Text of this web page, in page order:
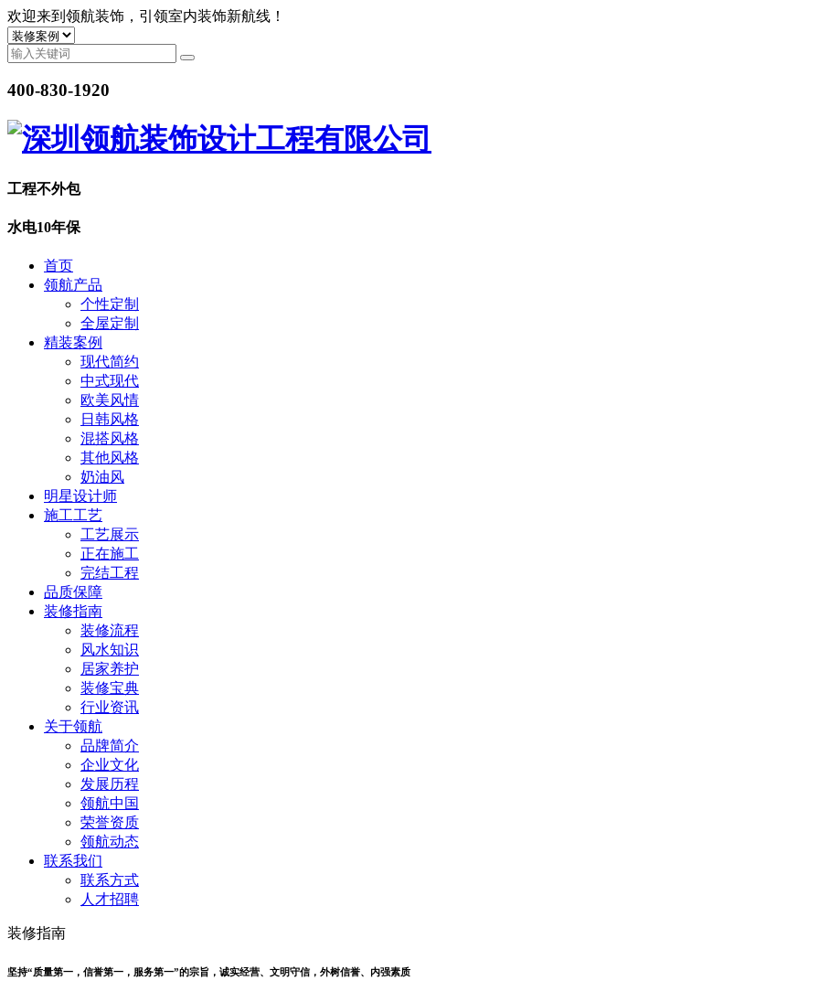
欢迎来到领航装饰，引领室内装饰新航线！
400-830-1920
工程不外包
水电10年保
首页
领航产品
个性定制
全屋定制
精装案例
现代简约
中式现代
欧美风情
日韩风格
混搭风格
其他风格
奶油风
明星设计师
施工工艺
工艺展示
正在施工
完结工程
品质保障
装修指南
装修流程
风水知识
居家养护
装修宝典
行业资讯
关于领航
品牌简介
企业文化
发展历程
领航中国
荣誉资质
领航动态
联系我们
联系方式
人才招聘
装修指南
坚持“质量第一，信誉第一，服务第一”的宗旨，诚实经营、文明守信，外树信誉、内强素质